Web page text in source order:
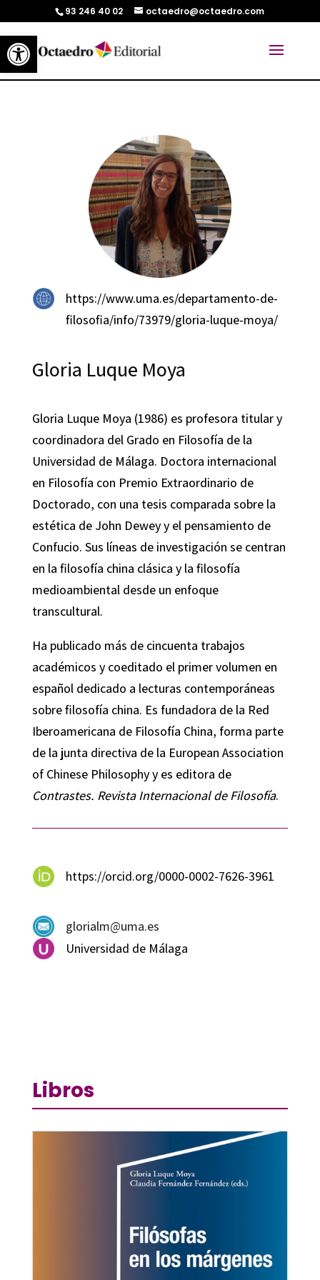
Abrir barra de herramientas
93 246 40 02 octaedro@octaedro.com
https://www.uma.es/departamento-de-
filosofia/info/73979/gloria-luque-moya/
Gloria Luque Moya
Gloria Luque Moya (1986) es profesora titular y
coordinadora del Grado en Filosofía de la
Universidad de Málaga. Doctora internacional
en Filosofía con Premio Extraordinario de
Doctorado, con una tesis comparada sobre la
estética de John Dewey y el pensamiento de
Confucio. Sus líneas de investigación se centran
en la filosofía china clásica y la filosofía
medioambiental desde un enfoque
transcultural.
Ha publicado más de cincuenta trabajos
académicos y coeditado el primer volumen en
español dedicado a lecturas contemporáneas
sobre filosofía china. Es fundadora de la Red
Iberoamericana de Filosofía China, forma parte
de la junta directiva de la European Association
of Chinese Philosophy y es editora de
Contrastes. Revista Internacional de Filosofía.
https://orcid.org/0000-0002-7626-3961
glorialm@uma.es
Universidad de Málaga
Libros